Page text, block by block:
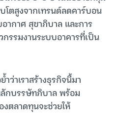
ตสูงจากเทรนด์ลดคาร์บอน
กาศ สุขาภิบาล และการ
รรมงานระบบอาคารที่เป็น
าเราสร้างธุรกิจนี้มา
ลักบรรษัทภิบาล พร้อม
ตลาดทุนจะช่วยให้